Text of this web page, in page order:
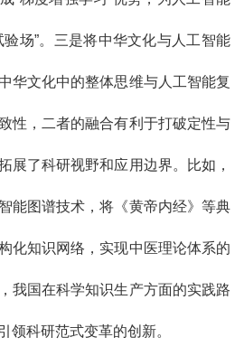
场”。三是将中华文化与人工智能
华文化中的整体思维与人工智能复
性，二者的融合有利于打破定性与
展了科研视野和应用边界。比如，
能图谱技术，将《黄帝内经》等典
化知识网络，实现中医理论体系的
我国在科学知识生产方面的实践路
领科研范式变革的创新。